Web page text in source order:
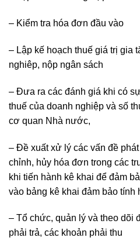
– Kiểm tra hóa đơn đầu vào
– Lập kế hoạch thuế giá trị gia
nghiêp, nộp ngân sách
– Đưa ra các đánh giá khi có
thuế của doanh nghiệp và số
cơ quan Nhà nước,
– Đề xuất xử lý các vấn đề
chỉnh, hủy hóa đơn trong các
khi tiến hành kê khai để đảm
vào bảng kê khai đảm bảo tính
– Tổ chức, quản lý và theo dõi
phải trả, các khoản phải thu